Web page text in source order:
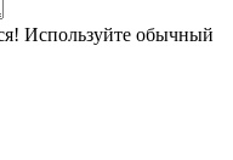
Используйте обычный